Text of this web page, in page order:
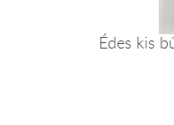
Édes kis